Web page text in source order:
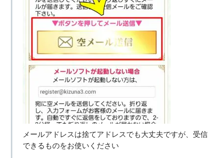
メールアドレスは捨てアドレスでも大丈夫ですが、受信
できるものをお使いください